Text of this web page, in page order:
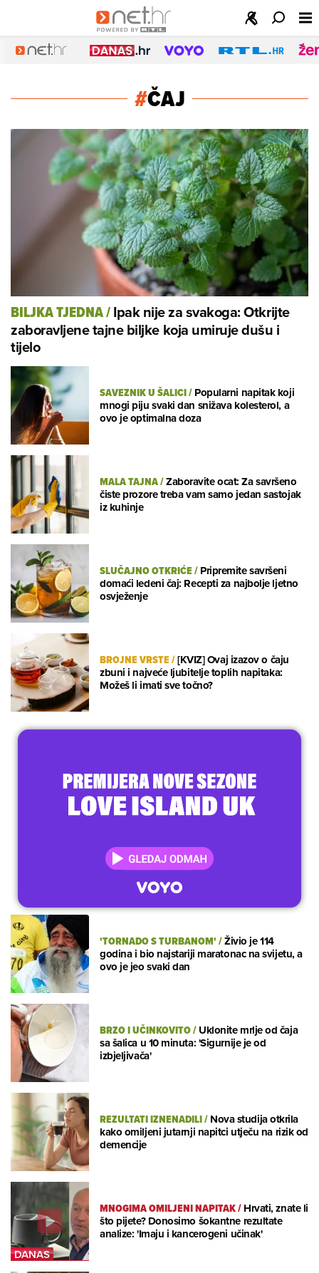
#ČAJ
BILJKA TJEDNA/Ipak nije za svakoga: Otkrijte
zaboravljene tajne biljke koja umiruje dušu i
tijelo
SAVEZNIK U ŠALICI/Popularni napitak koji
mnogi piju svaki dan snižava kolesterol, a
ovo je optimalna doza
MALA TAJNA/Zaboravite ocat: Za savršeno
čiste prozore treba vam samo jedan sastojak
iz kuhinje
SLUČAJNO OTKRIĆE/Pripremite savršeni
domaći ledeni čaj: Recepti za najbolje ljetno
osvježenje
BROJNE VRSTE/[KVIZ] Ovaj izazov o čaju
zbuni i najveće ljubitelje toplih napitaka:
Možeš li imati sve točno?
'TORNADO S TURBANOM'/Živio je 114
godina i bio najstariji maratonac na svijetu, a
ovo je jeo svaki dan
BRZO I UČINKOVITO/Uklonite mrlje od čaja
sa šalica u 10 minuta: 'Sigurnije je od
izbjeljivača'
REZULTATI IZNENADILI/Nova studija otkrila
kako omiljeni jutarnji napitci utječu na rizik od
demencije
MNOGIMA OMILJENI NAPITAK/Hrvati, znate li
što pijete? Donosimo šokantne rezultate
analize: 'Imaju i kancerogeni učinak'